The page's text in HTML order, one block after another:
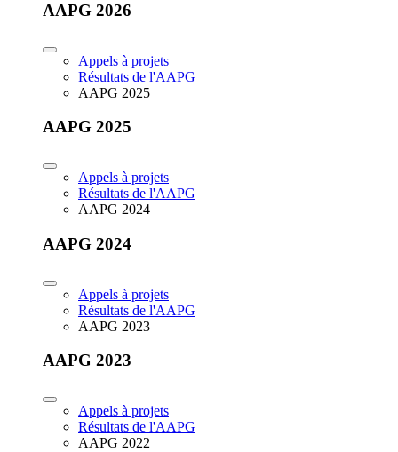
AAPG 2026
Appels à projets
Résultats de l'AAPG
AAPG 2025
AAPG 2025
Appels à projets
Résultats de l'AAPG
AAPG 2024
AAPG 2024
Appels à projets
Résultats de l'AAPG
AAPG 2023
AAPG 2023
Appels à projets
Résultats de l'AAPG
AAPG 2022